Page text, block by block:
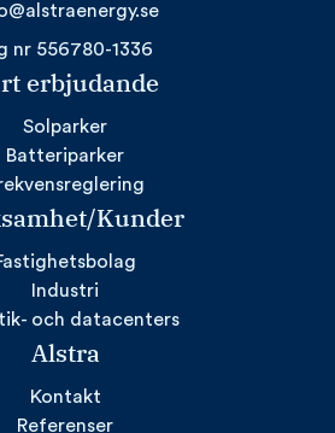
nr 556780-1336
erbjudande
Solparker
Batteriparker
Kunder
Industri
och datacenters
Alstra
Kontakt
Referenser